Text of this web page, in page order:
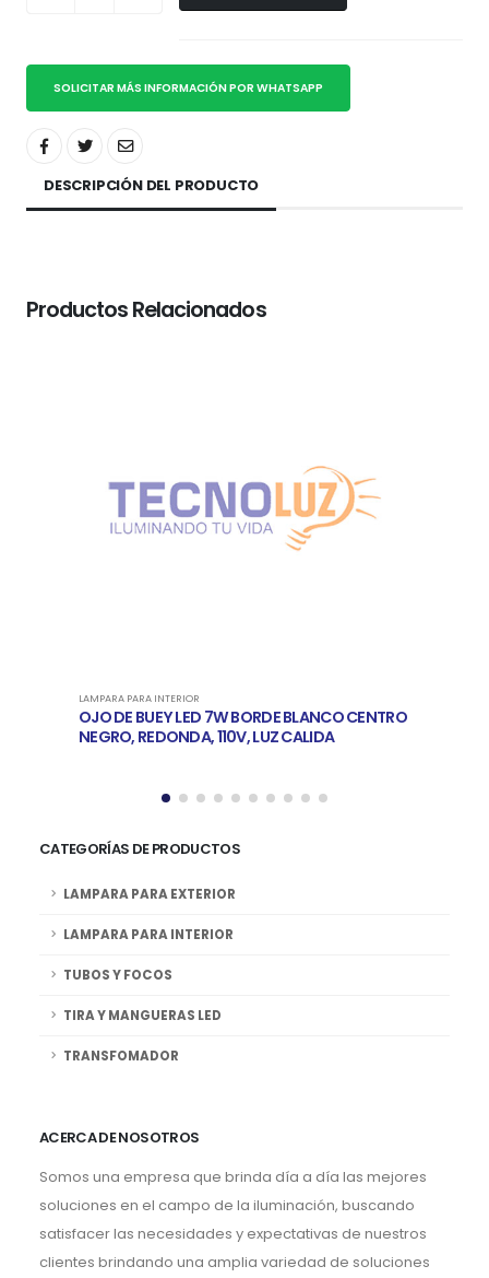
SOLICITAR MÁS INFORMACIÓN POR WHATSAPP
DESCRIPCIÓN DEL PRODUCTO
Productos Relacionados
LAMPARA PARA INTERIOR
OJO DE BUEY LED 7W BORDE BLANCO CENTRO
NEGRO, REDONDA, 110V, LUZ CALIDA
CATEGORÍAS DE PRODUCTOS
LAMPARA PARA EXTERIOR
LAMPARA PARA INTERIOR
TUBOS Y FOCOS
TIRA Y MANGUERAS LED
TRANSFOMADOR
ACERCA DE NOSOTROS
Somos una empresa que brinda día a día las mejores
soluciones en el campo de la iluminación, buscando
satisfacer las necesidades y expectativas de nuestros
clientes brindando una amplia variedad de soluciones